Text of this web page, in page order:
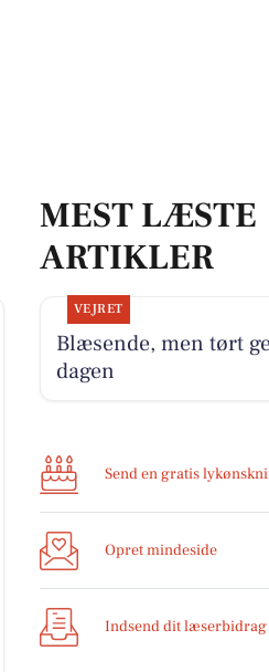
MEST LÆSTE
ARTIKLER
VEJRET
Blæsende, men tørt
dagen
Send en gratis
Opret mindeside
Indsend dit læserbidrag